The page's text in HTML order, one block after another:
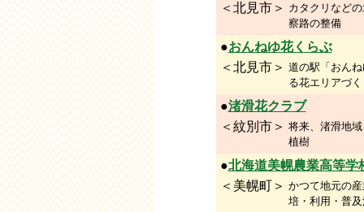
＜北見市＞ カタクリなど
察路の整備
●おんねゆ花くらぶ
＜北見市＞ 道の駅「おん
る花エリアづ
●渚滑花クラブ
＜紋別市＞ 将来、渚滑地
植樹
●北海道美幌農業高等学
＜美幌町＞ かつて地元の
培・利用・普